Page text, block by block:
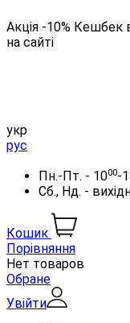
Акція -10% Кешбек
на сайті
укр
рус
Пн.-Пт. - 1000-
Сб., Нд. -
Кошик
Порівняння
Нет товаров
Обране
Увійти